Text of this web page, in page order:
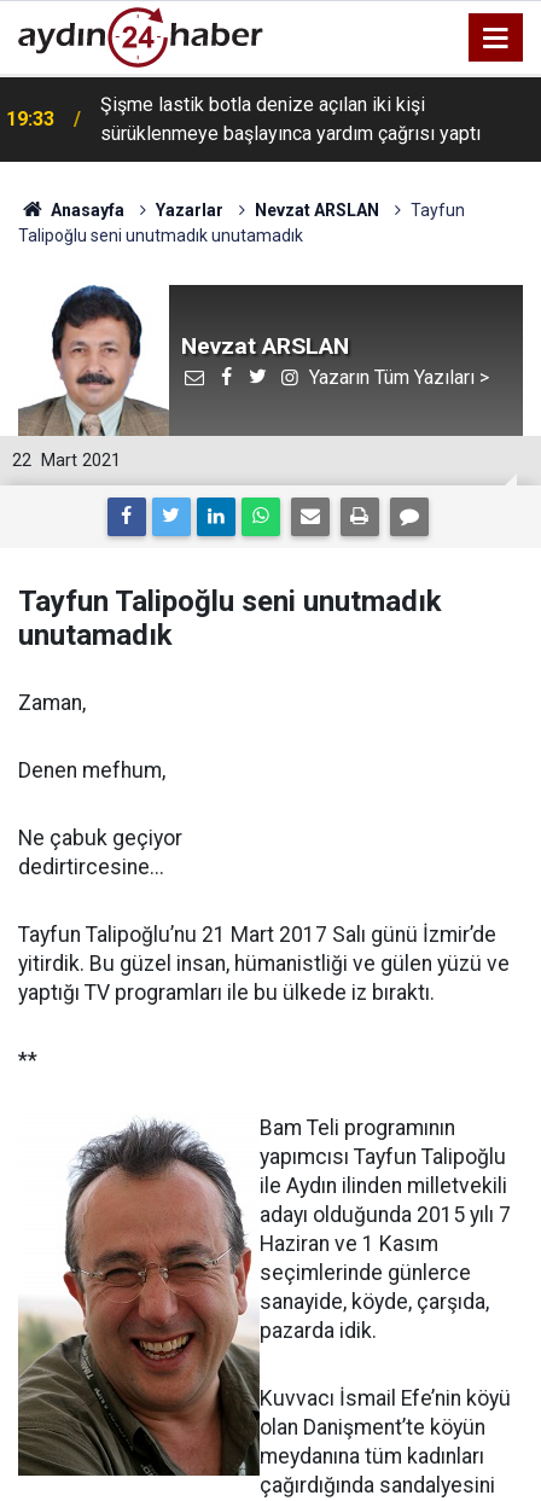
19:33
Şişme lastik botla denize açılan iki kişi
sürüklenmeye başlayınca yardım çağrısı yaptı
Anasayfa Yazarlar Nevzat ARSLAN
Tayfun
Talipoğlu seni unutmadık unutamadık
Nevzat ARSLAN
Yazarın Tüm Yazıları >
22 Mart 2021
Tayfun Talipoğlu seni unutmadık
unutamadık
Zaman,
Denen mefhum,
Ne çabuk geçiyor
dedirtircesine...
Tayfun Talipoğlu’nu 21 Mart 2017 Salı günü İzmir’de
yitirdik. Bu güzel insan, hümanistliği ve gülen yüzü ve
yaptığı TV programları ile bu ülkede iz bıraktı.
**
Bam Teli programının
yapımcısı Tayfun Talipoğlu
ile Aydın ilinden milletvekili
adayı olduğunda 2015 yılı 7
Haziran ve 1 Kasım
seçimlerinde günlerce
sanayide, köyde, çarşıda,
pazarda idik.
Kuvvacı İsmail Efe’nin köyü
olan Danişment’te köyün
meydanına tüm kadınları
çağırdığında sandalyesini